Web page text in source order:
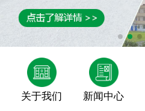
关于我们 新闻中心